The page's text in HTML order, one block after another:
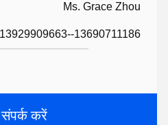
Ms. Grace Zhou
13690711186
करें